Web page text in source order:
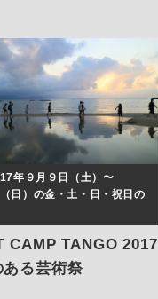
年９月９日（土）〜
日）の金・土・日・祝日の
CAMP TANGO 2017
ある芸術祭